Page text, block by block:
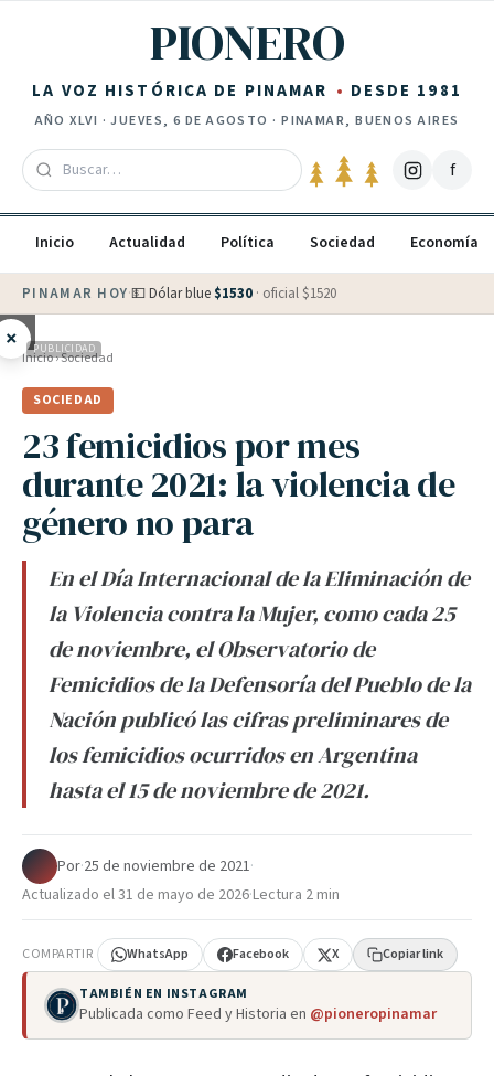
PIONERO
LA VOZ HISTÓRICA DE PINAMAR DESDE 1981
AÑOXLVI ·JUEVES, 6 DE AGOSTO · PINAMAR, BUENOS AIRES
f
Inicio Actualidad Política Sociedad Economía
PINAMAR HOY·💵 Dólar blue $1530 · oficial $1520
× PUBLICIDAD
Inicio›Sociedad
SOCIEDAD
23 femicidios por mes
durante 2021: la violencia de
género no para
En el Día Internacional de la Eliminación de
la Violencia contra la Mujer, como cada 25
de noviembre, el Observatorio de
Femicidios de la Defensoría del Pueblo de la
Nación publicó las cifras preliminares de
los femicidios ocurridos en Argentina
hasta el 15 de noviembre de 2021.
Por·25 de noviembre de 2021·
Actualizado el31 de mayo de 2026·Lectura 2 min
COMPARTIR WhatsApp Facebook X Copiar link
TAMBIÉN EN INSTAGRAM
Publicada como Feed y Historia en @pioneropinamar